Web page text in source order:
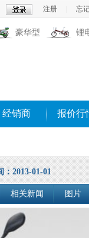
注册 忘
豪华型 锂
经销商 报价行
：2013-01-01
相关新闻 图片